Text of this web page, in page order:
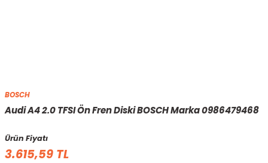
BOSCH
Audi A4 2.0 TFSI Ön Fren Diski BOSCH Marka 0986479468
Ürün Fiyatı
3.615,59 TL